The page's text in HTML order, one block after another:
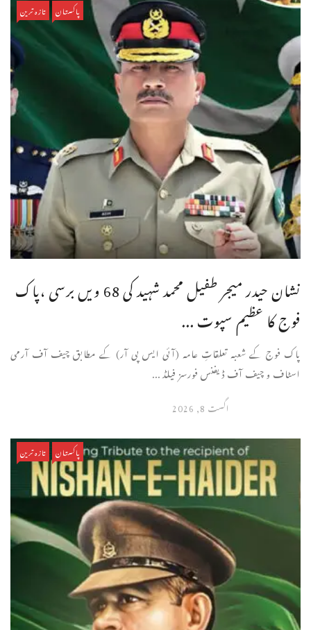
پاکستان تازہ ترین
نشان حیدر میجر طفیل محمد شہید کی 68 ویں برسی ،پاک
فوج کا عظیم سپوت ...
پاک فوج کے شعبہ تعلقاتِ عامہ (آئی ایس پی آر) کے مطابق چیف آف آرمی
اسٹاف و چیف آف ڈیفنس فورسز فیلڈ ...
اگست 8, 2026
پاکستان تازہ ترین